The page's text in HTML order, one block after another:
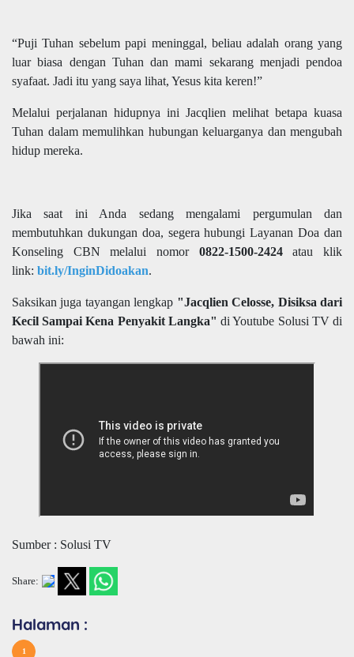
“Puji Tuhan sebelum papi meninggal, beliau adalah orang yang
luar biasa dengan Tuhan dan mami sekarang menjadi pendoa
syafaat. Jadi itu yang saya lihat, Yesus kita keren!”
Melalui perjalanan hidupnya ini Jacqlien melihat betapa kuasa
Tuhan dalam memulihkan hubungan keluarganya dan mengubah
hidup mereka.
Jika saat ini Anda sedang mengalami pergumulan dan
membutuhkan dukungan doa, segera hubungi Layanan Doa dan
Konseling CBN melalui nomor 0822-1500-2424atau klik
link: bit.ly/InginDidoakan.
Saksikan juga tayangan lengkap "Jacqlien Celosse, Disiksa dari
Kecil Sampai Kena Penyakit Langka"di Youtube Solusi TV di
bawah ini:
Sumber : Solusi TV
Share:
Halaman :
1